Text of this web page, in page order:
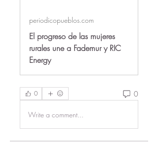
periodicopueblos.com
El progreso de las mujeres
rurales une a Fademur y RIC
Energy
0 0
Write a comment...